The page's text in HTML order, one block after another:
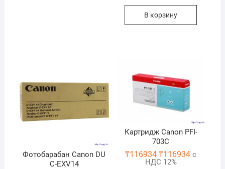
В корзину
Фотобарабан Canon DU
C-EXV14
Картридж Canon PFI-
703C
₸116934 ₸116934 с
НДС 12%